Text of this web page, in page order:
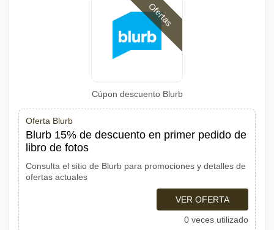
Ofertas
Cúpon descuento Blurb
Oferta Blurb
Blurb 15% de descuento en primer pedido de
libro de fotos
Consulta el sitio de Blurb para promociones y detalles de
ofertas actuales
VER OFERTA
0 veces utilizado